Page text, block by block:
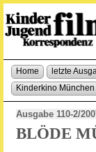
Home letzte
Kinderkino München
Ausgabe 110-2/
BLÖDE